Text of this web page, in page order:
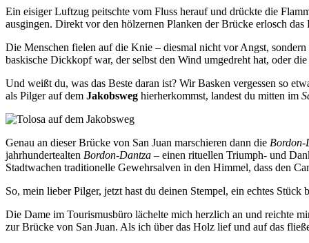
Ein eisiger Luftzug peitschte vom Fluss herauf und drückte die
ausgingen. Direkt vor den hölzernen Planken der Brücke erlosch
Die Menschen fielen auf die Knie – diesmal nicht vor Angst,
baskische Dickkopf war, der selbst den Wind umgedreht hat, oder
Und weißt du, was das Beste daran ist? Wir Basken vergessen so
als Pilger auf dem Jakobsweg hierherkommst, landest du mitten im
Genau an dieser Brücke von San Juan marschieren dann die Bordon-
jahrhundertealten Bordon-Dantza – einen rituellen Triumph- und
Stadtwachen traditionelle Gewehrsalven in den Himmel, dass den
So, mein lieber Pilger, jetzt hast du deinen Stempel, ein echtes Stück
Die Dame im Tourismusbüro lächelte mich herzlich an und reichte
zur Brücke von San Juan. Als ich über das Holz lief und auf das